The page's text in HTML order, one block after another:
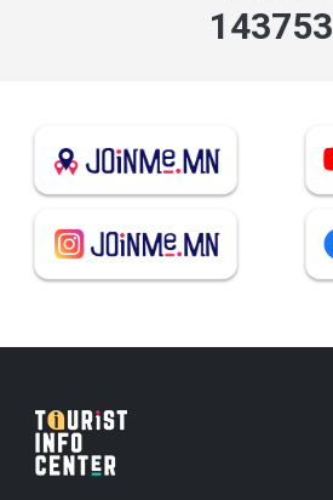
143753